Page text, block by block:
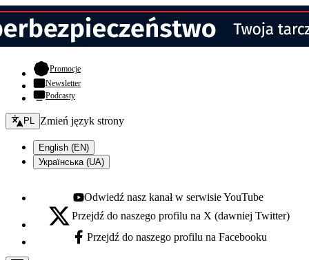
Promocje- otwiera się w nowej karcie
Newsletter
Podcasty
Zmień język - bieżący:
PL Zmień język strony
English (EN)
Українська (UA)
Youtube - otwiera się w nowej karcie
Odwiedź nasz kanał w serwisie YouTube
X - otwiera się w nowej karcie
Przejdź do naszego profilu na X (dawniej Twitter)
Facebook - otwiera się w nowej karcie
Przejdź do naszego profilu na Facebooku